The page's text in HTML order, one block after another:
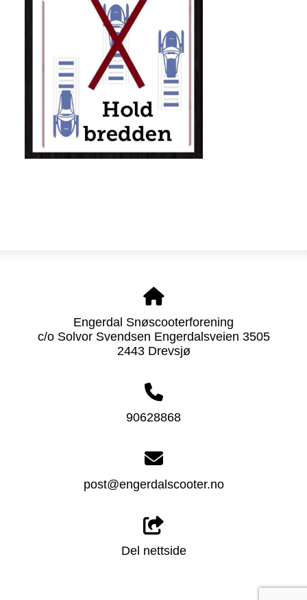
Engerdal Snøscooterforening
c/o Solvor Svendsen Engerdalsveien 3505
2443 Drevsjø
90628868
post@engerdalscooter.no
Del nettside